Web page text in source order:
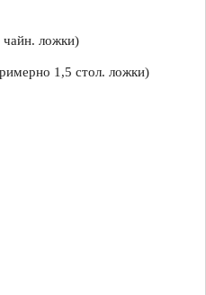
ложки)
1,5 стол. ложки)